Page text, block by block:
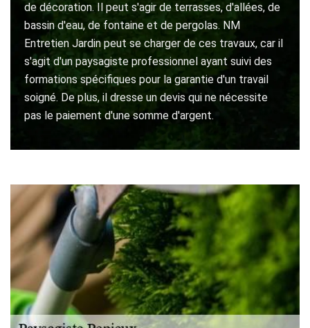
de décoration. Il peut s'agir de terrasses, d'allées, de
bassin d'eau, de fontaine et de pergolas. NM
Entretien Jardin peut se charger de ces travaux, car il
s'agit d'un paysagiste professionnel ayant suivi des
formations spécifiques pour la garantie d'un travail
soigné. De plus, il dresse un devis qui ne nécessite
pas le paiement d'une somme d'argent.